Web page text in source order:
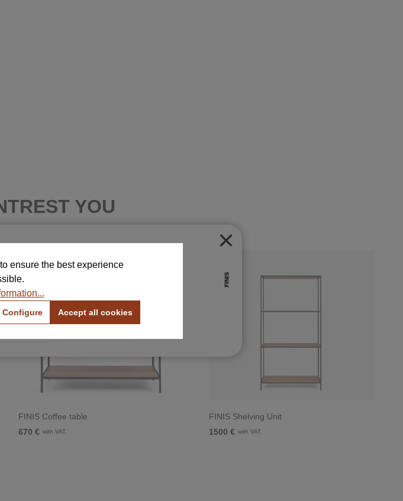
YOU
FINIS Coffee table
670 € with VAT.
FINIS
FINIS Shelving Unit
1500 € with VAT.
×
samples and find the perfect
your home.
View Fabric Samples
obligation
ensure the best experience
Configure Accept all cookies